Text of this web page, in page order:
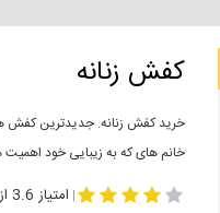
کفش زنانه
خرید کفش زنانه. جدیدترین کفش
خانم های که به زیبایی خود
| امتیاز 3.6 از 5